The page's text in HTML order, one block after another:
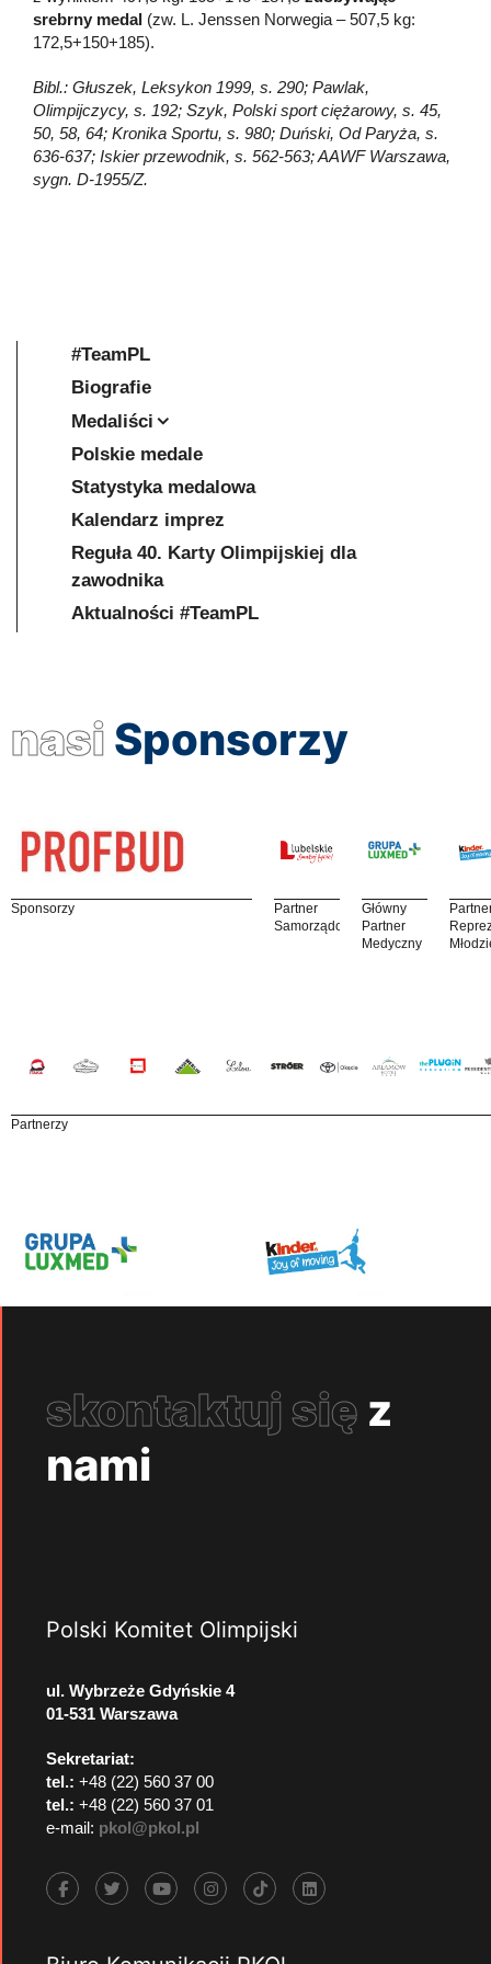
srebrny medal (zw. L. Jenssen Norwegia – 507,5 kg:
172,5+150+185).
Bibl.: Głuszek, Leksykon 1999, s. 290; Pawlak,
Olimpijczycy, s. 192; Szyk, Polski sport ciężarowy, s. 45,
50, 58, 64; Kronika Sportu, s. 980; Duński, Od Paryża, s.
636-637; Iskier przewodnik, s. 562-563; AAWF Warszawa,
sygn. D-1955/Z.
#TeamPL
Biografie
Medaliści
Polskie medale
Statystyka medalowa
Kalendarz imprez
Reguła 40. Karty Olimpijskiej dla
zawodnika
Aktualności #TeamPL
nasi Sponsorzy
Sponsorzy
Partner
Samorządowy
Główny
Partner
Medyczny
Partnerzy
skontaktuj się z
nami
Polski Komitet Olimpijski
ul. Wybrzeże Gdyńskie 4
01-531 Warszawa
Sekretariat:
tel.: +48 (22) 560 37 00
tel.: +48 (22) 560 37 01
e-mail: pkol@pkol.pl